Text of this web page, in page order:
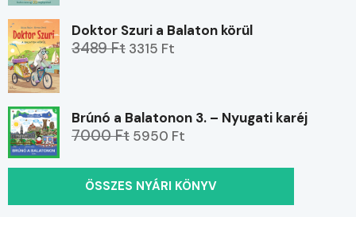
Doktor Szuri a Balaton körül
3489 Ft 3315 Ft
Brúnó a Balatonon 3. – Nyugati karéj
7000 Ft 5950 Ft
ÖSSZES NYÁRI KÖNYV